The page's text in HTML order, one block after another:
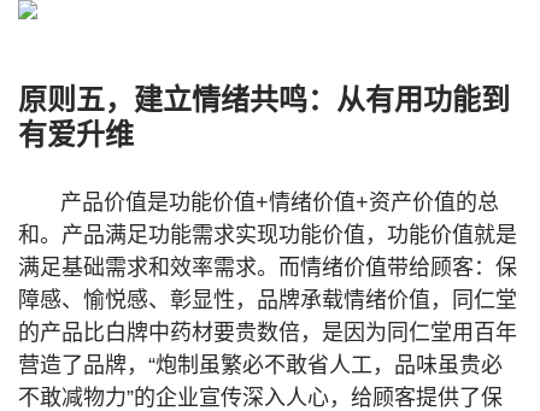
原则五，建立情绪共鸣：从有用功能到
有爱升维
产品价值是功能价值+情绪价值+资产价值的总
和。产品满足功能需求实现功能价值，功能价值就是
满足基础需求和效率需求。而情绪价值带给顾客：保
障感、愉悦感、彰显性，品牌承载情绪价值，同仁堂
的产品比白牌中药材要贵数倍，是因为同仁堂用百年
营造了品牌，“炮制虽繁必不敢省人工，品味虽贵必
不敢减物力”的企业宣传深入人心，给顾客提供了保